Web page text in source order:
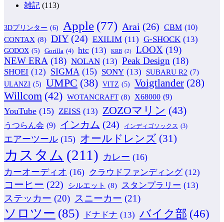
雑記 (113)
3Dプリンター (6) Apple (77) Arai (26) CBM (10)
CONTAX (8) DIY (24) EXILIM (11) G-SHOCK (13)
GODOX (5) Gorilla (4) htc (13) KRB (2) LOOX (19)
NEW ERA (18) NOLAN (13) Peak Design (18)
SHOEI (12) SIGMA (15) SONY (13) SUBARU R2 (7)
ULANZI (5) UMPC (38) VITZ (5) Voigtlander (28)
Willcom (42) WOTANCRAFT (8) X68000 (9)
YouTube (15) ZEISS (13) ZOZOマリン (43)
うつらん会 (9) インカム (24) インディゴソックス (3)
エアーツール (15) オールドレンズ (31)
カスタム (211) カレー (16)
カーオーディオ (16) クラウドファンディング (12)
コーヒー (22) シルエット (8) スタンプラリー (13)
ステッカー (20) スニーカー (21)
ソロツー (85) ドナドナ (13) バイク部 (46)